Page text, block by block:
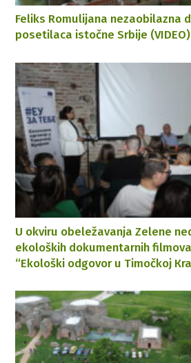
Feliks Romulijana nezaobilazna
posetilaca istočne Srbije (VIDEO)
U okviru obeležavanja Zelene
ekoloških dokumentarnih
“Ekološki odgovor u Timočkoj